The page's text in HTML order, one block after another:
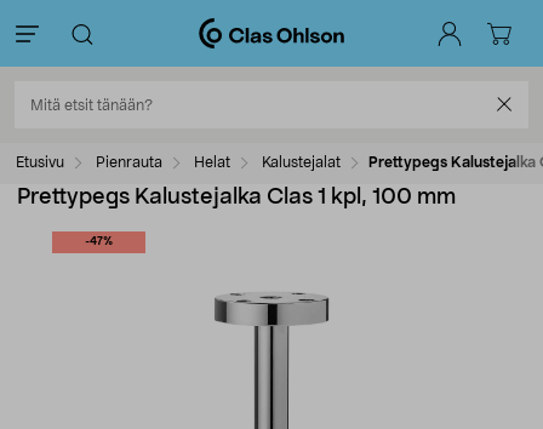
Etusivu Pienrauta Helat Kalustejalat Prettypegs Kalustejalka
Prettypegs Kalustejalka Clas 1 kpl, 100 mm
-47%